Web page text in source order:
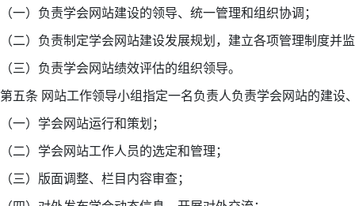
（一）负责学会网站建设的领导、统一管理和组织协调；
（二）负责制定学会网站建设发展规划，建立各项管理制度并
（三）负责学会网站绩效评估的组织领导。
第五条 网站工作领导小组指定一名负责人负责学会网站的建
（一）学会网站运行和策划；
（二）学会网站工作人员的选定和管理；
（三）版面调整、栏目内容审查；